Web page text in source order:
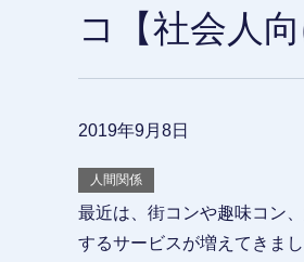
コ【社会人向
2019年9月8日
人間関係
最近は、街コンや趣味コン
するサービスが増えてきま